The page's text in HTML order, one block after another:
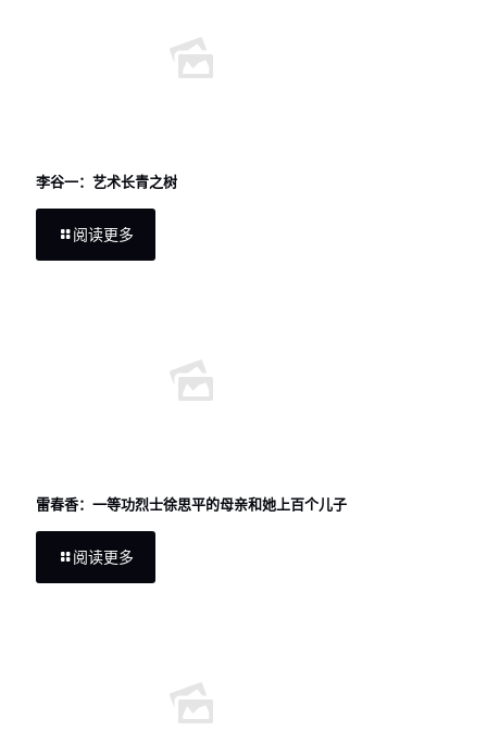
李谷一：艺术长青之树
阅读更多
雷春香：一等功烈士徐思平的母亲和她上百个儿子
阅读更多